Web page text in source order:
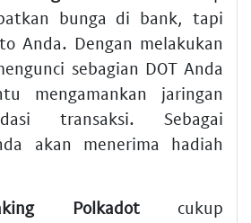
bunga di bank, tapi
Anda. Dengan melakukan
sebagian DOT Anda
mengamankan jaringan
transaksi. Sebagai
akan menerima hadiah
Polkadotcukup